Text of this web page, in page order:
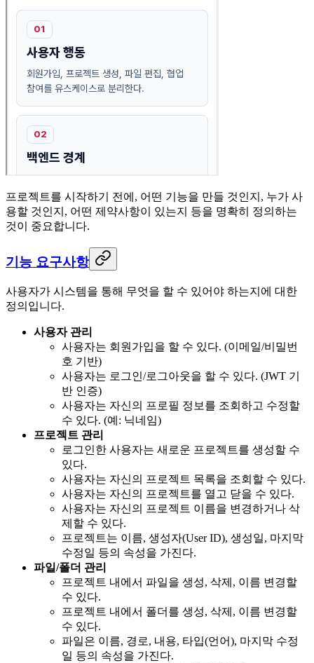
프로젝트를 시작하기 전에, 어떤 기능을 만들 것인지, 누가 사
용할 것인지, 어떤 제약사항이 있는지 등을 명확히 정의하는
것이 중요합니다.
기능 요구사항
사용자가 시스템을 통해 무엇을 할 수 있어야 하는지에 대한
정의입니다.
사용자 관리
사용자는 회원가입을 할 수 있다. (이메일/비밀번
호 기반)
사용자는 로그인/로그아웃을 할 수 있다. (JWT 기
반 인증)
사용자는 자신의 프로필 정보를 조회하고 수정할
수 있다. (예: 닉네임)
프로젝트 관리
로그인한 사용자는 새로운 프로젝트를 생성할 수
있다.
사용자는 자신의 프로젝트 목록을 조회할 수 있다.
사용자는 자신의 프로젝트를 열고 닫을 수 있다.
사용자는 자신의 프로젝트 이름을 변경하거나 삭
제할 수 있다.
프로젝트는 이름, 생성자(User ID), 생성일, 마지막
수정일 등의 속성을 가진다.
파일/폴더 관리
프로젝트 내에서 파일을 생성, 삭제, 이름 변경할
수 있다.
프로젝트 내에서 폴더를 생성, 삭제, 이름 변경할
수 있다.
파일은 이름, 경로, 내용, 타입(언어), 마지막 수정
일 등의 속성을 가진다.